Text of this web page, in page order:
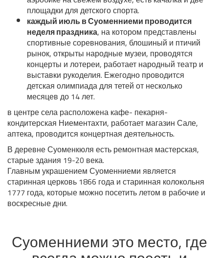
площадки для детского спорта.
каждый июль в Суоменниеми проводится
неделя праздника, на котором представлены
спортивные соревнования, блошиный и птичий
рынок, открыты народные музеи, проводятся
концерты и лотереи, работает народный театр и
выставки рукоделия. Ежегодно проводится
детская олимпиада для тетей от несколько
месяцев до 14 лет.
в центре села расположена кафе- пекарня-
кондитерская Ниементахти, работает магазин Сале,
аптека, проводится концертная деятельность.
В деревне Суоменкюля есть ремонтная мастерская,
старые здания 19-20 века.
Главным украшением Суоменниеми является
старинная церковь 1866 года и старинная колокольня
1777 года, которые можно посетить летом в рабочие и
воскресные дни.
Суоменниеми это место, где